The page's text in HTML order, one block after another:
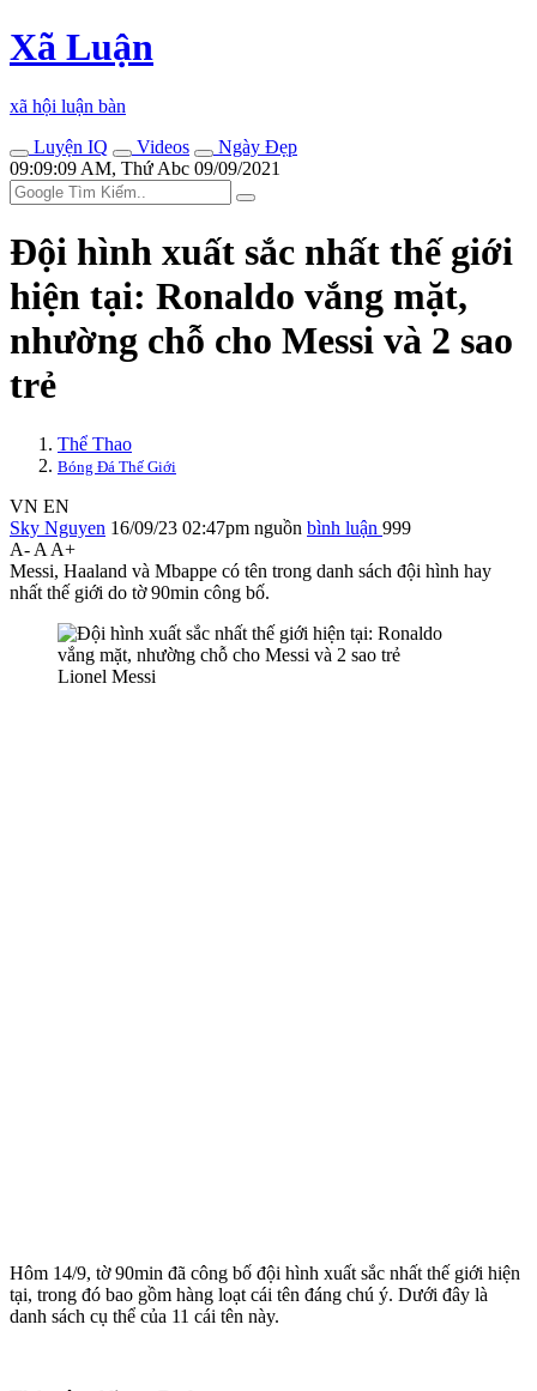
Xã Luận
xã hội luận bàn
Luyện IQ
Videos
Ngày Đẹp
09:09:09 AM, Thứ Abc 09/09/2021
Đội hình xuất sắc nhất thế giới
hiện tại: Ronaldo vắng mặt,
nhường chỗ cho Messi và 2 sao
trẻ
Thể Thao
Bóng Đá Thế Giới
VN EN
Sky Nguyen 16/09/23 02:47pm nguồn bình luận 999
A- A A+
Messi, Haaland và Mbappe có tên trong danh sách đội hình hay
nhất thế giới do tờ 90min công bố.
Lionel Messi
Hôm 14/9, tờ 90min đã công bố đội hình xuất sắc nhất thế giới hiện
tại, trong đó bao gồm hàng loạt cái tên đáng chú ý. Dưới đây là
danh sách cụ thể của 11 cái tên này.